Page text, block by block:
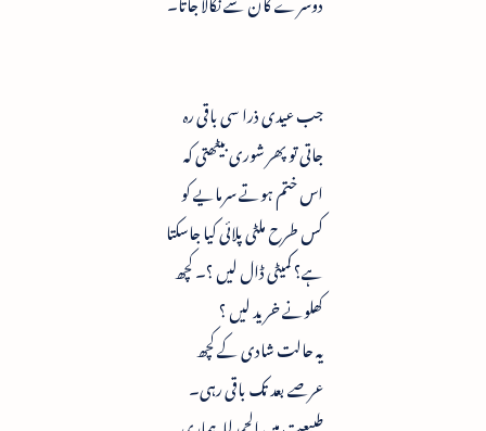
جب عیدی ذرا سی باقی رہ
جاتی تو پھر شوری بیٹھتی کہ
اس ختم ہوتے سرمایے کو
کس طرح ملٹی پلائی کیا جاسکتا
ہے؟ کمیٹی ڈال لیں ؟۔ کچھ
کھلونے خرید لیں ؟
یہ حالت شادی کے کچھ
عرصے بعد تک باقی رہی۔